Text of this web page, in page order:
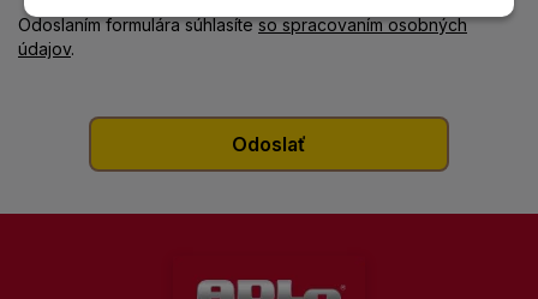
Odoslaním formulára súhlasíteso spracovaním osobných
údajov.